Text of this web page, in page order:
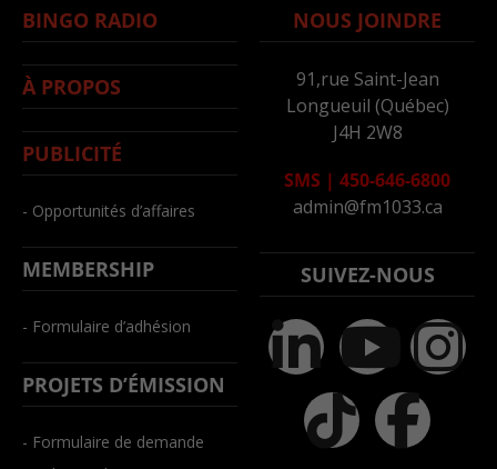
BINGO RADIO
À PROPOS
PUBLICITÉ
- Opportunités d’affaires
MEMBERSHIP
- Formulaire d’adhésion
PROJETS D’ÉMISSION
- Formulaire de demande
NOUS JOINDRE
91,rue Saint-Jean
Longueuil (Québec)
J4H 2W8
SMS | 450-646-6800
admin@fm1033.ca
SUIVEZ-NOUS